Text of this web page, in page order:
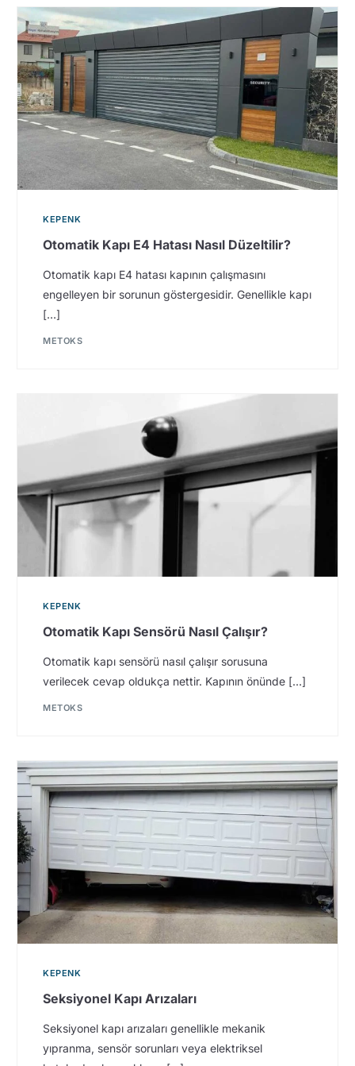
KEPENK
Otomatik Kapı E4 Hatası Nasıl Düzeltilir?
Otomatik kapı E4 hatası kapının çalışmasını
engelleyen bir sorunun göstergesidir. Genellikle kapı
[…]
METOKS
KEPENK
Otomatik Kapı Sensörü Nasıl Çalışır?
Otomatik kapı sensörü nasıl çalışır sorusuna
verilecek cevap oldukça nettir. Kapının önünde […]
METOKS
KEPENK
Seksiyonel Kapı Arızaları
Seksiyonel kapı arızaları genellikle mekanik
yıpranma, sensör sorunları veya elektriksel